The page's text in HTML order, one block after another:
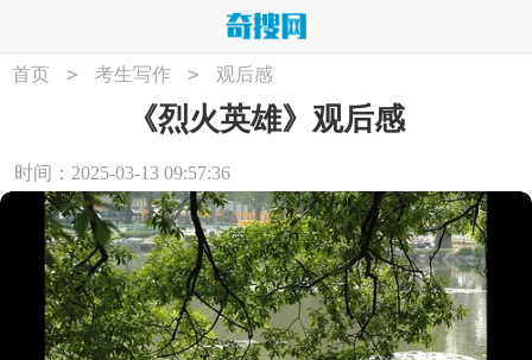
首页 > 考生写作 > 观后感
《烈火英雄》观后感
时间：2025-03-13 09:57:36